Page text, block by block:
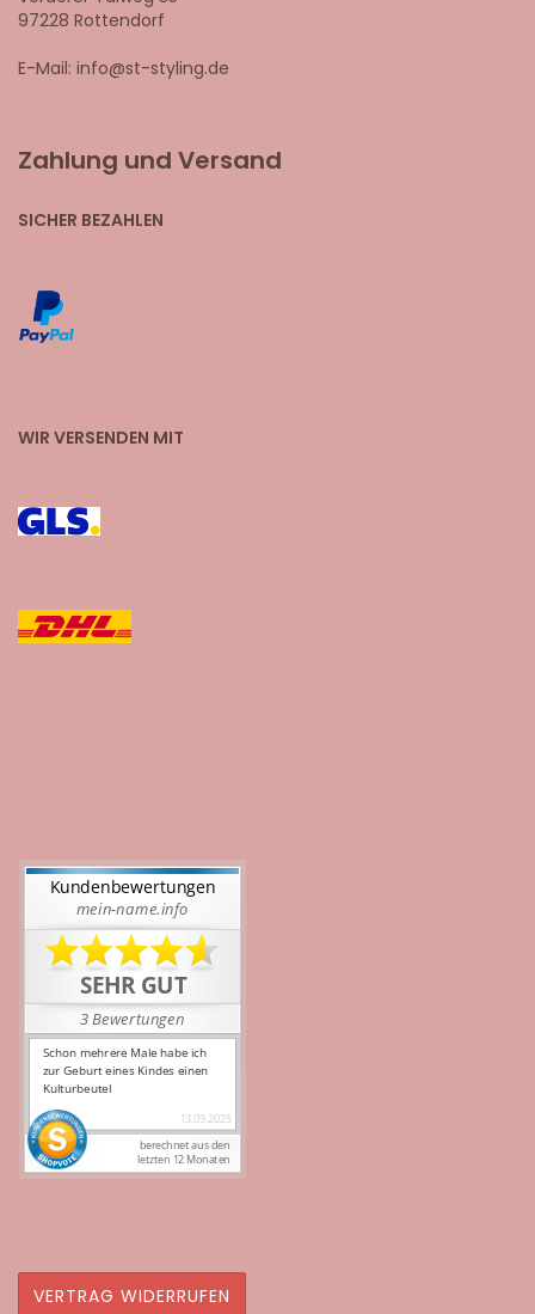
97228 Rottendorf
E-Mail: info@st-styling.de
Zahlung und Versand
SICHER BEZAHLEN
WIR VERSENDEN MIT
VERTRAG WIDERRUFEN